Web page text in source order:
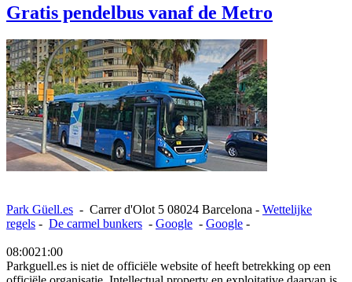
Gratis pendelbus vanaf de Metro
Park Güell.es - Carrer d'Olot 5 08024 Barcelona - Wettelijke
regels - De carmel bunkers - Google - Google -
08:0021:00
Parkguell.es is niet de officiële website of heeft betrekking op een